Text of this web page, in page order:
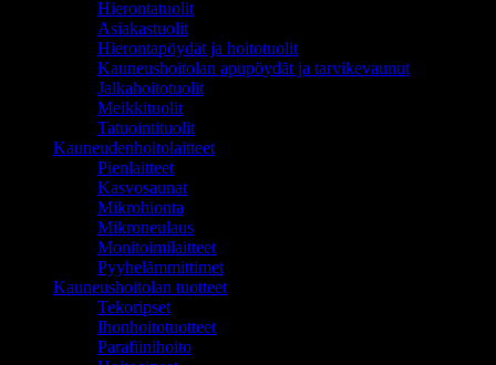
Hierontatuolit
Asiakastuolit
Hierontapöydät ja hoitotuolit
Kauneushoitolan apupöydät ja tarvikevaunut
Jalkahoitotuolit
Meikkituolit
Tatuointituolit
Kauneudenhoitolaitteet
Pienlaitteet
Kasvosaunat
Mikrohionta
Mikroneulaus
Monitoimilaitteet
Pyyhelämmittimet
Kauneushoitolan tuotteet
Tekoripset
Ihonhoitotuotteet
Parafiinihoito